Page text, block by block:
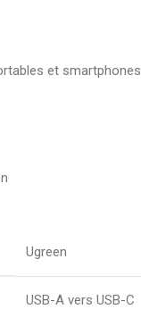
et smartphones
Ugreen
USB-A vers USB-C